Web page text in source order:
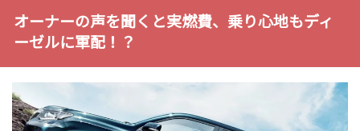
オーナーの声を聞くと実燃費、乗り心地もディ
ーゼルに軍配！？